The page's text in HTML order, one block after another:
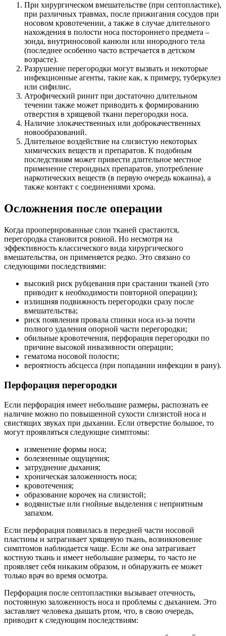
При хирургическом вмешательстве (при септопластике),
при различных травмах, после прижигания сосудов при
носовом кровотечении, а также в случае длительного
нахождения в полости носа постороннего предмета –
зонда, внутриносовой канюли или инородного тела
(последнее особенно часто встречается в детском
возрасте).
Разрушение перегородки могут вызвать и некоторые
инфекционные агенты, такие как, к примеру, туберкулез
или сифилис.
Атрофический ринит при достаточно длительном
течении также может приводить к формированию
отверстия в хрящевой ткани перегородки носа.
Наличие злокачественных или доброкачественных
новообразований.
Длительное воздействие на слизистую некоторых
химических веществ и препаратов. К подобным
последствиям может привести длительное местное
применение стероидных препаратов, употребление
наркотических веществ (в первую очередь кокаина), а
также контакт с соединениями хрома.
Осложнения после операции
Когда прооперированные слои тканей срастаются,
перегородка становится ровной. Но несмотря на
эффективность классического вида хирургического
вмешательства, он применяется редко. Это связано со
следующими последствиями:
высокий риск рубцевания при срастании тканей (это
приводит к необходимости повторной операции);
излишняя подвижность перегородки сразу после
вмешательства;
риск появления провала спинки носа из-за почти
полного удаления опорной части перегородки;
обильные кровотечения, перфорация перегородки по
причине высокой инвазивности операции;
гематома носовой полости;
вероятность абсцесса (при попадании инфекции в рану).
Перфорация перегородки
Если перфорация имеет небольшие размеры, распознать ее
наличие можно по повышенной сухости слизистой носа и
свистящих звуках при дыхании. Если отверстие большое, то
могут проявляться следующие симптомы:
изменение формы носа;
болезненные ощущения;
затруднение дыхания;
хроническая заложенность носа;
кровотечения;
образование корочек на слизистой;
водянистые или гнойные выделения с неприятным
запахом.
Если перфорация появилась в передней части носовой
пластины и затрагивает хрящевую ткань, возникновение
симптомов наблюдается чаще. Если же она затрагивает
костную ткань и имеет небольшие размеры, то часто не
проявляет себя никаким образом, и обнаружить ее может
только врач во время осмотра.
Перфорация после септопластики вызывает отечность,
постоянную заложенность носа и проблемы с дыханием. Это
заставляет человека дышать ртом, что, в свою очередь,
приводит к следующим последствиям: